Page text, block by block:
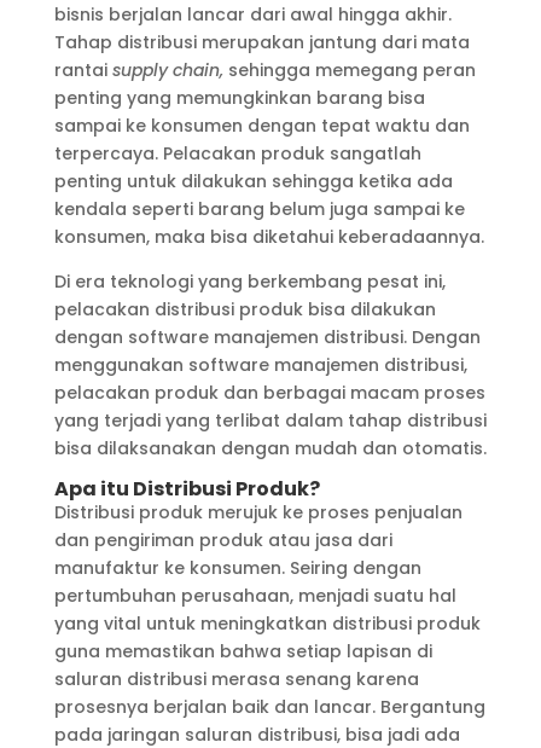
bisnis berjalan lancar dari awal hingga akhir.
Tahap distribusi merupakan jantung dari mata
rantai supply chain, sehingga memegang peran
penting yang memungkinkan barang bisa
sampai ke konsumen dengan tepat waktu dan
terpercaya. Pelacakan produk sangatlah
penting untuk dilakukan sehingga ketika ada
kendala seperti barang belum juga sampai ke
konsumen, maka bisa diketahui keberadaannya.
Di era teknologi yang berkembang pesat ini,
pelacakan distribusi produk bisa dilakukan
dengan software manajemen distribusi. Dengan
menggunakan software manajemen distribusi,
pelacakan produk dan berbagai macam proses
yang terjadi yang terlibat dalam tahap distribusi
bisa dilaksanakan dengan mudah dan otomatis.
Apa itu Distribusi Produk?
Distribusi produk merujuk ke proses penjualan
dan pengiriman produk atau jasa dari
manufaktur ke konsumen. Seiring dengan
pertumbuhan perusahaan, menjadi suatu hal
yang vital untuk meningkatkan distribusi produk
guna memastikan bahwa setiap lapisan di
saluran distribusi merasa senang karena
prosesnya berjalan baik dan lancar. Bergantung
pada jaringan saluran distribusi, bisa jadi ada